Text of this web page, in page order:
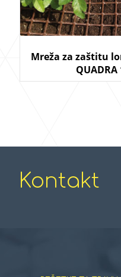
Mreža za zaštitu
QUADRA
Kontakt